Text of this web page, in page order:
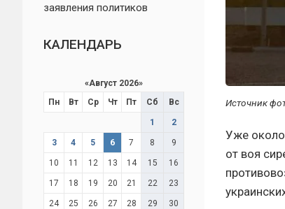
заявления политиков
КАЛЕНДАРЬ
«Август 2026»
Пн
Вт Ср Чт Пт Сб Вс
1 2
3 4 5 6 7 8 9
10 11 12 13 14 15 16
17 18 19 20 21 22 23
24 25 26 27 28 29 30
Источник
Уже около
от воя